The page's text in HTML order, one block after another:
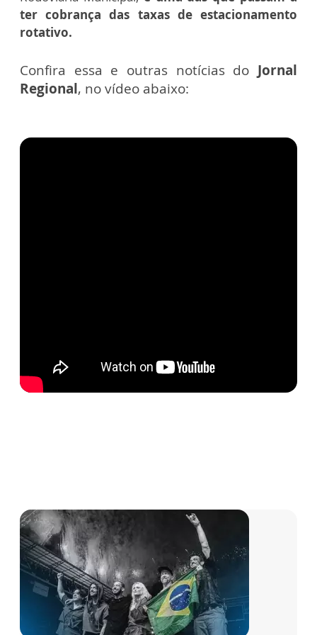
ter cobrança das taxas de estacionamento
rotativo.
Confira essa e outras notícias do Jornal
Regional, no vídeo abaixo: